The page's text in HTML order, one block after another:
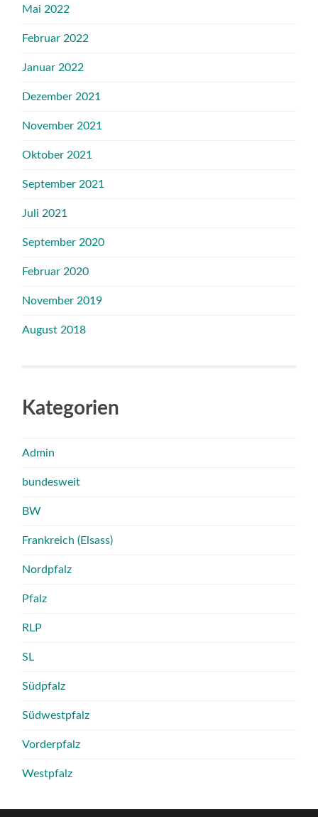
Mai 2022
Februar 2022
Januar 2022
Dezember 2021
November 2021
Oktober 2021
September 2021
Juli 2021
September 2020
Februar 2020
November 2019
August 2018
Kategorien
Admin
bundesweit
BW
Frankreich (Elsass)
Nordpfalz
Pfalz
RLP
SL
Südpfalz
Südwestpfalz
Vorderpfalz
Westpfalz